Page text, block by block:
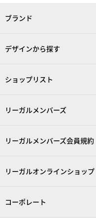
ブランド
デザインから探す
ショップリスト
リーガルメンバーズ
リーガルメンバーズ会員規約
リーガルオンラインショップ
コーポレート